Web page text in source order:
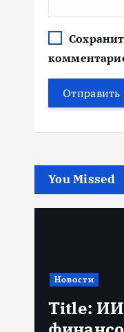
You Missed
Новости
Title: